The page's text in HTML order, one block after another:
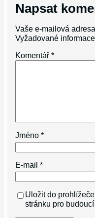
Napsat
Vaše e-mailová
Vyžadované
Komentář*
Jméno*
E-mail*
Uložit do
stránku pro